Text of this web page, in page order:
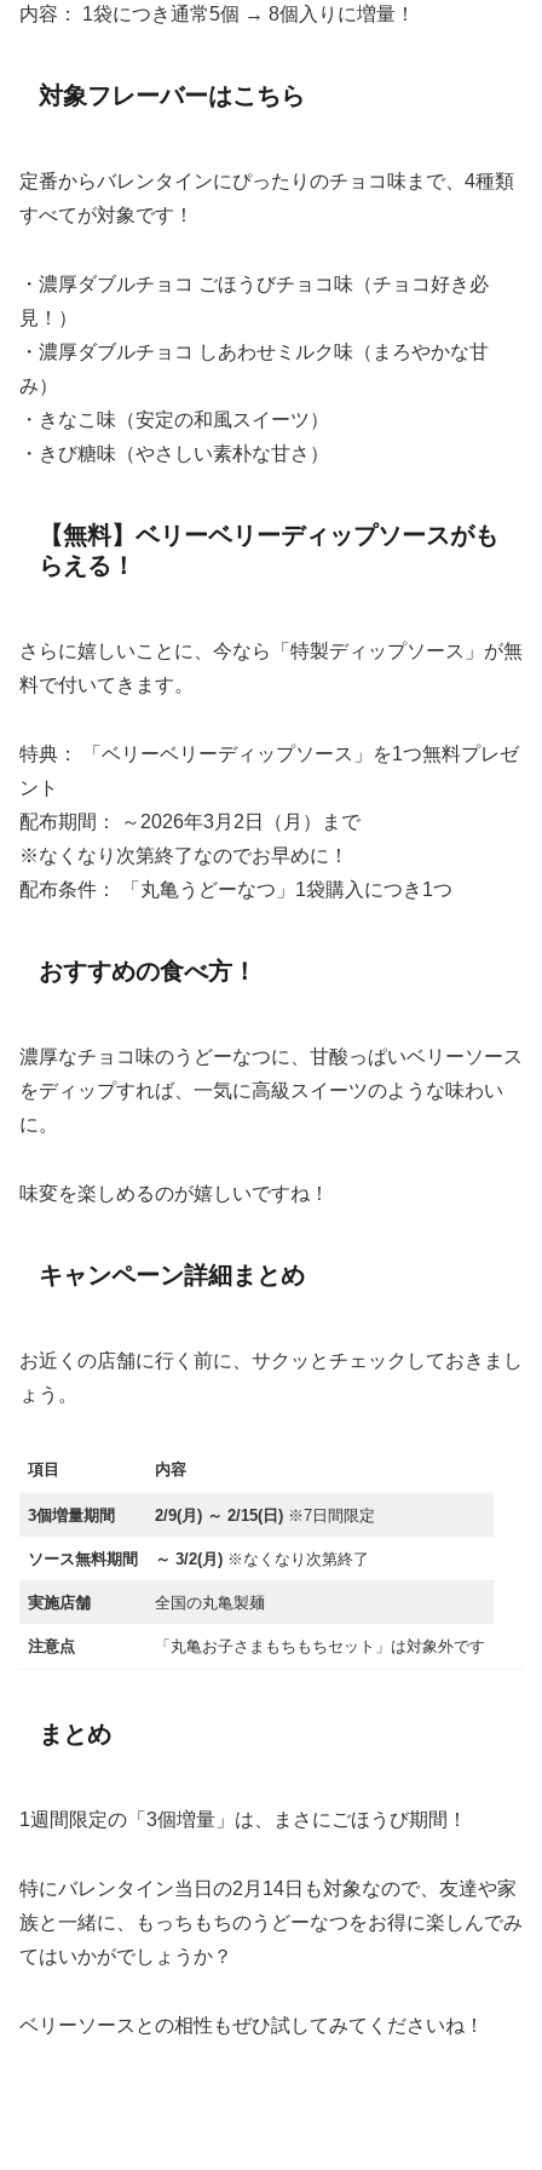
内容： 1袋につき通常5個 → 8個入りに増量！
対象フレーバーはこちら
定番からバレンタインにぴったりのチョコ味まで、4種類
すべてが対象です！
・濃厚ダブルチョコ ごほうびチョコ味（チョコ好き必
見！）
・濃厚ダブルチョコ しあわせミルク味（まろやかな甘
み）
・きなこ味（安定の和風スイーツ）
・きび糖味（やさしい素朴な甘さ）
【無料】ベリーベリーディップソースがも
らえる！
さらに嬉しいことに、今なら「特製ディップソース」が無
料で付いてきます。
特典： 「ベリーベリーディップソース」を1つ無料プレゼ
ント
配布期間： ～2026年3月2日（月）まで
※なくなり次第終了なのでお早めに！
配布条件： 「丸亀うどーなつ」1袋購入につき1つ
おすすめの食べ方！
濃厚なチョコ味のうどーなつに、甘酸っぱいベリーソース
をディップすれば、一気に高級スイーツのような味わい
に。
味変を楽しめるのが嬉しいですね！
キャンペーン詳細まとめ
お近くの店舗に行く前に、サクッとチェックしておきまし
ょう。
項目 内容
3個増量期間 2/9(月) ～ 2/15(日) ※7日間限定
ソース無料期間 ～ 3/2(月) ※なくなり次第終了
実施店舗 全国の丸亀製麺
注意点 「丸亀お子さまもちもちセット」は対象外です
まとめ
1週間限定の「3個増量」は、まさにごほうび期間！
特にバレンタイン当日の2月14日も対象なので、友達や家
族と一緒に、もっちもちのうどーなつをお得に楽しんでみ
てはいかがでしょうか？
ベリーソースとの相性もぜひ試してみてくださいね！